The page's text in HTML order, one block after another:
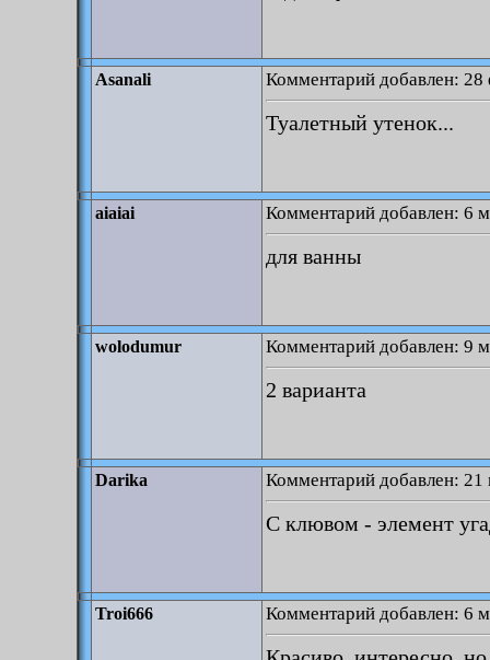
Asanali Комментарий добавлен: 28
Туалетный утенок...
aiaiai Комментарий добавлен: 6
для ванны
wolodumur Комментарий добавлен: 9
2 варианта
Darika Комментарий добавлен: 21
С клювом - элемент
Troi666 Комментарий добавлен: 6